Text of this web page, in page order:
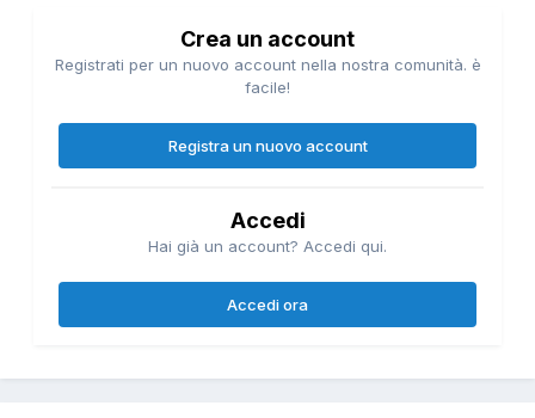
Crea un account
Registrati per un nuovo account nella nostra comunità. è
facile!
Registra un nuovo account
Accedi
Hai già un account? Accedi qui.
Accedi ora